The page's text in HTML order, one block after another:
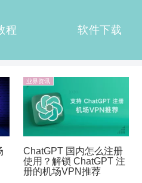
程 软件下载
业界资讯
ChatGPT 国内怎么注册
使用？解锁 ChatGPT 注
册的机场VPN推荐